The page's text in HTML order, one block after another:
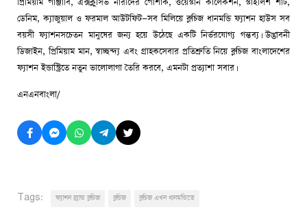
প্রিমিয়াম পাঞ্জাবি, এক্সক্লুসিভ নারীদের পোশাক, ওয়েস্টার্ন কালেকশন, স্টাইলিশ শার্ট,
ডেনিম, ক্যাজুয়াল ও ফরমাল আউটফিট—সব মিলিয়ে ব্লুচিজ ধানমন্ডি ফ্যাশন হাউস সব
বয়সী ফ্যাশনসচেতন মানুষের জন্য হয়ে উঠেছে একটি নির্ভরযোগ্য গন্তব্য। উদ্ভাবনী
ডিজাইন, প্রিমিয়াম মান, স্বাচ্ছন্দ্য এবং গ্রাহকসেবার প্রতিশ্রুতি নিয়ে ব্লুচিজ বাংলাদেশের
ফ্যাশন ইন্ডাস্ট্রিতে নতুন ভালোলাগা তৈরি করবে, এমনটা প্রত্যাশা সবার।
এনএনবাংলা/
Tags: ফ্যাশন ব্র্যান্ড ব্লুচিজ ব্লুচিজ ব্লুচিজ এখন ধানমন্ডিতে